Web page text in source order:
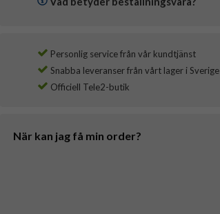
Personlig service från vår kundtjänst
Snabba leveranser från vårt lager i Sverige
Officiell Tele2-butik
När kan jag få min order?